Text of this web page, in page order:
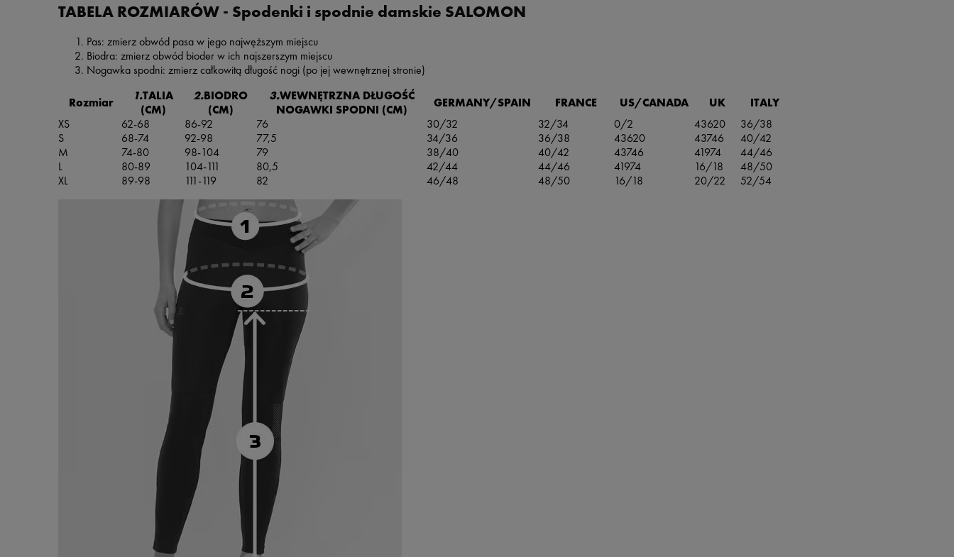
TABELA ROZMIARÓW - Spodenki i spodnie damskie SALOMON
Pas: zmierz obwód pasa w jego najwęższym miejscu
Biodra: zmierz obwód bioder w ich najszerszym miejscu
Nogawka spodni: zmierz całkowitą długość nogi (po jej wewnętrznej stronie)
Rozmiar 1.TALIA
(CM)
2.BIODRO
(CM)
3.WEWNĘTRZNA DŁUGOŚĆ
NOGAWKI SPODNI (CM)
GERMANY/SPAIN FRANCE US/CANADA UK
ITALY
XS
62-68 86-92 76 30/32 32/34 0/2 43620
36/38
S
68-74 92-98 77,5 34/36 36/38 43620 43746
40/42
M
74-80 98-104 79 38/40 40/42 43746 41974
44/46
L
80-89 104-111 80,5 42/44 44/46 41974 16/18
48/50
XL
89-98 111-119 82 46/48 48/50 16/18 20/22 52/54